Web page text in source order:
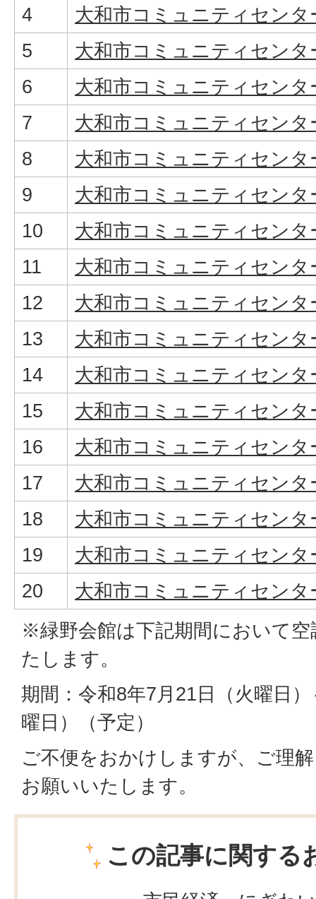
4
大和市コミュニティセンタ
5
大和市コミュニティセンタ
6
大和市コミュニティセンタ
7
大和市コミュニティセンタ
8
大和市コミュニティセンタ
9
大和市コミュニティセンタ
10
大和市コミュニティセンタ
11
大和市コミュニティセンタ
12
大和市コミュニティセンタ
13
大和市コミュニティセンタ
14
大和市コミュニティセンタ
15
大和市コミュニティセンタ
16
大和市コミュニティセンタ
17
大和市コミュニティセンタ
18
大和市コミュニティセンタ
19
大和市コミュニティセンタ
20
大和市コミュニティセンタ
※緑野会館は下記期間において
たします。
期間：令和8年7月21日（火曜日
曜日）（予定）
ご不便をおかけしますが、ご理
お願いいたします。
この記事に関する